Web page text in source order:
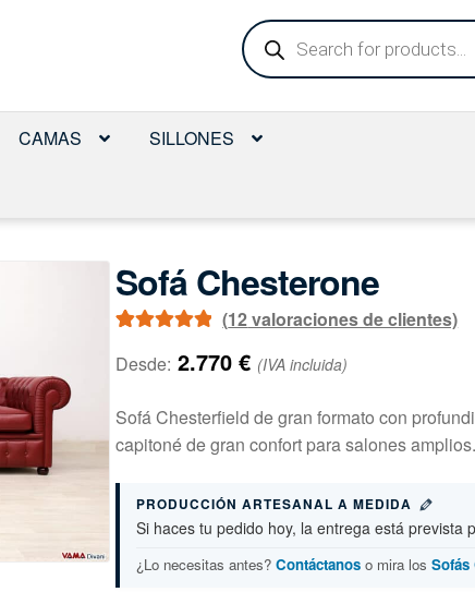
Búsqueda
de
productos
CAMAS SILLONES
Sofá Chesterone
5.00de 5 en
valoraciones
de clientes
(12valoraciones de clientes)
Desde: 2.770 € (IVA incluida)
Sofá Chesterfield de gran formato con
capitoné de gran confort para salones amplios.
PRODUCCIÓN ARTESANAL A MEDIDA
Si haces tu pedido hoy, la entrega está prevista
¿Lo necesitas antes? Contáctanoso mira los Sofás